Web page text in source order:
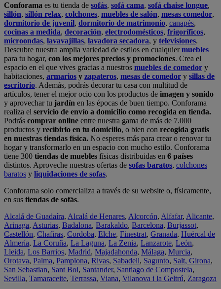
Conforama es tu tienda de sofás, sofá cama, sofá chaise longue,
sillón, sillón relax, colchones, muebles de salón, mesas comedor,
dormitorio de juvenil, dormitorio de matrimonio, canapés,
cocinas a medida, decoración, electrodomésticos, frigoríficos,
microondas, lavavajillas, lavadora secadora, y televisiones.
Descubre nuestra amplia variedad de estilos en cualquiermuebles
para tu hogar, con los mejores precios y promociones. Crea el
espacio en el que vives gracias a nuestros muebles de comedor y
habitaciones, armarios y zapateros, mesas de comedor y sillas de
escritorio. Además, podrás decorar tu casa con multitud de
artículos, tener el mejor ocio con los productos de imagen y sonido
y aprovechar tu jardín en las épocas de buen tiempo. Conforama
realiza el servicio de envío a domicilio como recogida en tienda.
Podrás comprar online entre nuestra gama de más de 7.000
productos y recibirlo en tu domicilio, o bien con recogida gratis
en nuestras tiendas física. No esperes más para crear o renovar tu
hogar y transformarlo en un espacio con mucho estilo. Conforama
tiene 300 tiendas de muebles físicas distribuidas en 6 países
distintos. Aproveche nuestras ofertas de sofas baratos, colchones
baratos y liquidaciones de sofas.
Conforama solo comercializa a través de su website o, físicamente,
en sus tiendas de sofás.
Alcalá de Guadaíra, Alcalá de Henares, Alcorcón, Alfafar, Alicante,
Arinaga, Asturias, Badalona, Barakaldo, Barcelona, Burjassot,
Castellón, Chafiras, Cordoba, Elche, Finestrat, Granada, Huércal de
Almería, La Coruña, La Laguna, La Zenia, Lanzarote, León,
Lleida, Los Barrios, Madrid, Majadahonda, Málaga, Murcia,
Orotava, Palma, Pamplona, Rivas, Sabadell, Sagunto, Salt, Girona,
San Sebastian, Sant Boi, Santander, Santiago de Compostela,
Sevilla, Tamaraceite, Terrassa, Viana, Vilanova i la Geltrú, Zaragoza